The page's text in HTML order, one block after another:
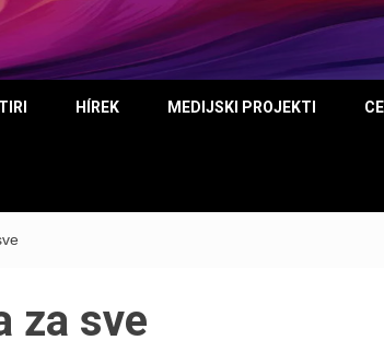
HÍREK MEDIJSKI PROJEKTI
za sve